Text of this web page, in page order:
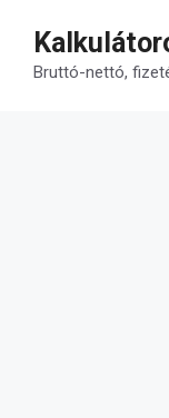
tartalomba
Bruttó-nettó,